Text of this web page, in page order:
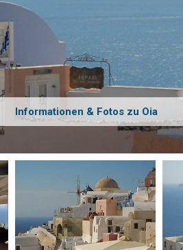
Informationen & Fotos zu Oia